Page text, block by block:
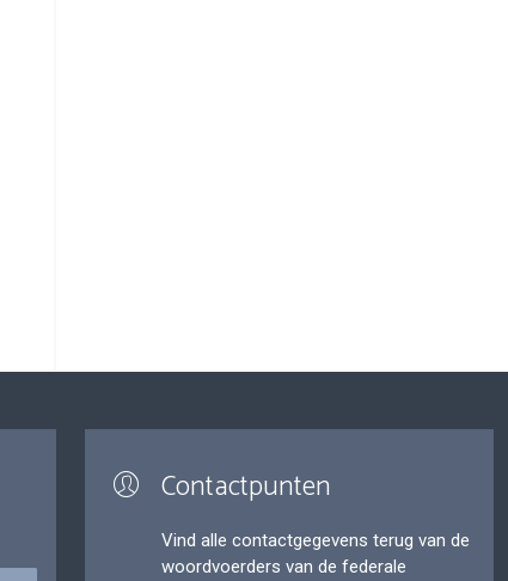
Contactpunten
Vind alle contactgegevens terug van de
woordvoerders van de federale